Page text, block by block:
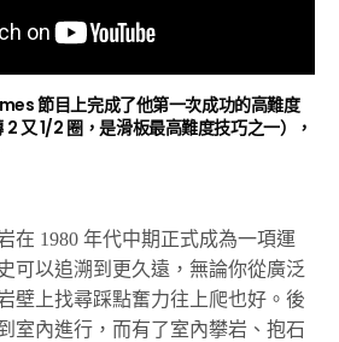
節目上完成了他第一次成功的高難度
又 1/2 圈，是滑板最高難度技巧之一），
在 1980 年代中期正式成為一項運
可以追溯到更久遠，無論你從廣泛
壁上找尋踩點奮力往上爬也好。後
室內進行，而有了室內攀岩、抱石